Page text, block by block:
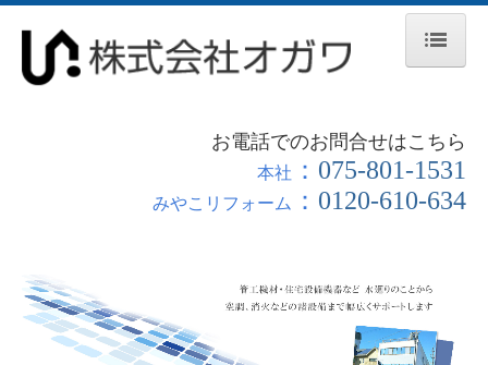
事業内容
採用情報
お問合せ
お電話でのお問合せはこちら
本社 ： 075‐801‐1531
みやこリフォーム ： 0120‐610‐634